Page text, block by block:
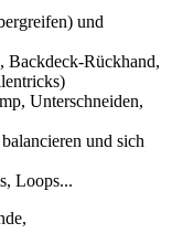
und
Backdeck-Rückhand,
Unterschneiden,
und sich
Loops...